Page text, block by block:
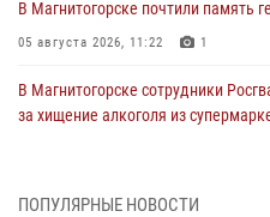
В Магнитогорске почтили память
05 августа 2026, 11:22 1
В Магнитогорске сотрудники
за хищение алкоголя из
На Южном Урале спецназ
ПОПУЛЯРНЫЕ НОВОСТИ